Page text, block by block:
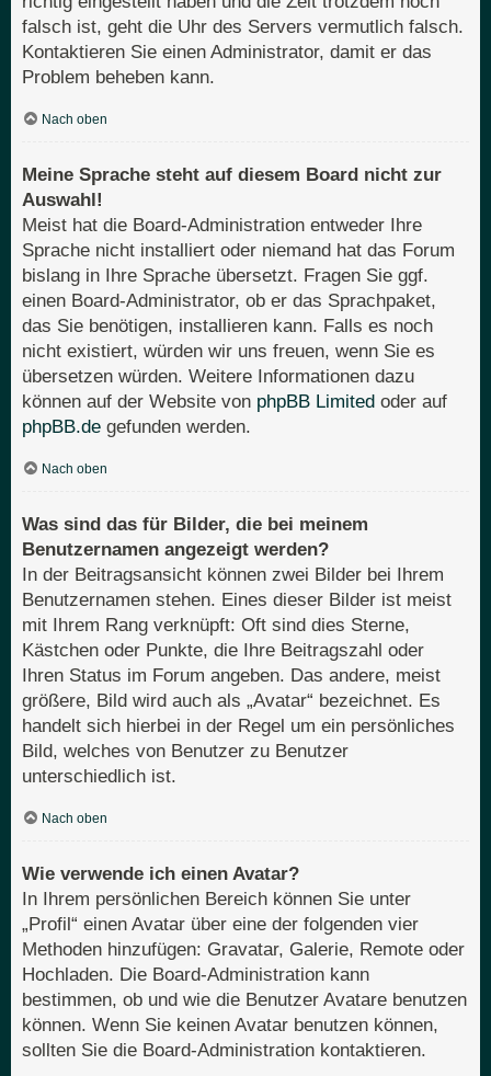
falsch ist, geht die Uhr des Servers vermutlich falsch.
Kontaktieren Sie einen Administrator, damit er das
Problem beheben kann.
Nach oben
Meine Sprache steht auf diesem Board nicht zur
Auswahl!
Meist hat die Board-Administration entweder Ihre
Sprache nicht installiert oder niemand hat das Forum
bislang in Ihre Sprache übersetzt. Fragen Sie ggf.
einen Board-Administrator, ob er das Sprachpaket,
das Sie benötigen, installieren kann. Falls es noch
nicht existiert, würden wir uns freuen, wenn Sie es
übersetzen würden. Weitere Informationen dazu
können auf der Website von phpBB Limited oder auf
phpBB.de gefunden werden.
Nach oben
Was sind das für Bilder, die bei meinem
Benutzernamen angezeigt werden?
In der Beitragsansicht können zwei Bilder bei Ihrem
Benutzernamen stehen. Eines dieser Bilder ist meist
mit Ihrem Rang verknüpft: Oft sind dies Sterne,
Kästchen oder Punkte, die Ihre Beitragszahl oder
Ihren Status im Forum angeben. Das andere, meist
größere, Bild wird auch als „Avatar“ bezeichnet. Es
handelt sich hierbei in der Regel um ein persönliches
Bild, welches von Benutzer zu Benutzer
unterschiedlich ist.
Nach oben
Wie verwende ich einen Avatar?
In Ihrem persönlichen Bereich können Sie unter
„Profil“ einen Avatar über eine der folgenden vier
Methoden hinzufügen: Gravatar, Galerie, Remote oder
Hochladen. Die Board-Administration kann
bestimmen, ob und wie die Benutzer Avatare benutzen
können. Wenn Sie keinen Avatar benutzen können,
sollten Sie die Board-Administration kontaktieren.